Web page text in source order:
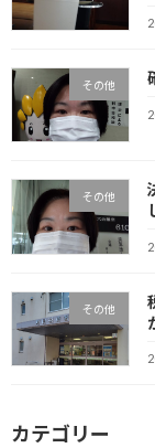
その他
その他
その他
カテゴリー